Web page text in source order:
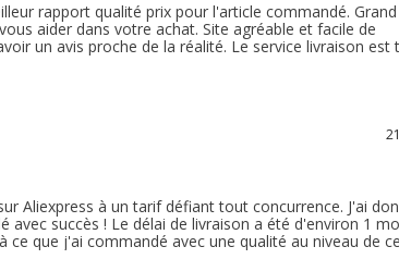
rapport qualité prix pour l'article commandé.
aider dans votre achat. Site agréable et facile de
un avis proche de la réalité. Le service livraison est
et l'article a été réceptionné dans de très bonnes
nous avions commandé. Site à recommander.
Aliexpress à un tarif défiant tout concurrence. J'ai
succès ! Le délai de livraison a été d'environ 1
que j'ai commandé avec une qualité au niveau de